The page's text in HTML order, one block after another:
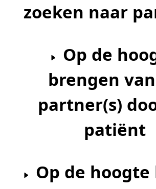
zoeken naar
brengen
partner(s)
patiënt